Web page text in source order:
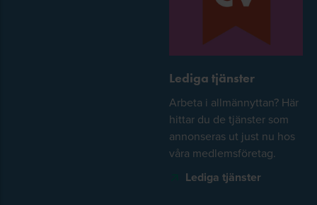
Lediga tjänster
Arbeta i allmännyttan? Här
hittar du de tjänster som
annonseras ut just nu hos
våra medlemsföretag.
Lediga tjänster